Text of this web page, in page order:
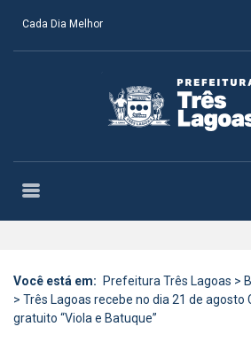
Cada Dia Melhor
Você está em: Prefeitura Três Lagoas >
> Três Lagoas recebe no dia 21 de agosto
gratuito “Viola e Batuque”